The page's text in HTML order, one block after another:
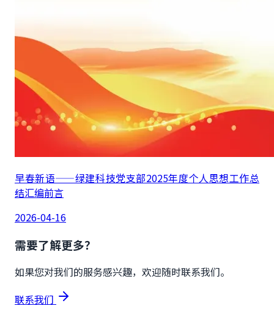
早春新语——绿建科技党支部2025年度个人思想工作总
结汇编前言
2026-04-16
需要了解更多？
如果您对我们的服务感兴趣，欢迎随时联系我们。
联系我们